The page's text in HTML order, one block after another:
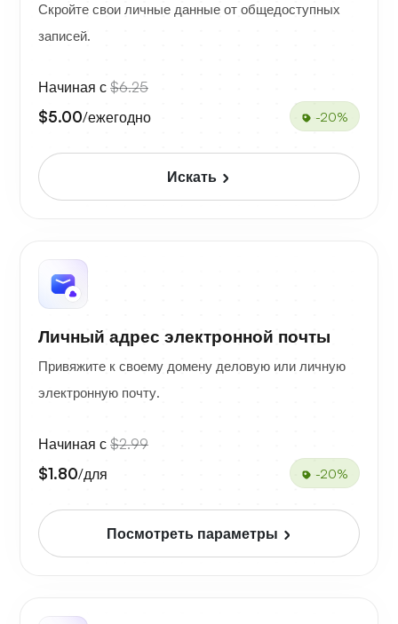
Скройте свои личные данные от общедоступных
записей.
Начиная с $6.25
$5.00/ежегодно -20%
Искать
Личный адрес электронной почты
Привяжите к своему домену деловую или личную
электронную почту.
Начиная с $2.99
$1.80/для -20%
Посмотреть параметры